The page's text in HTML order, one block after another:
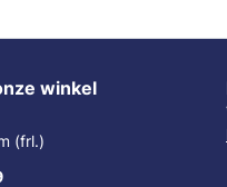
winkel
(frl.)